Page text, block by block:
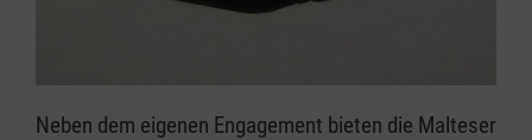
Neben dem eigenen Engagement bieten die Malteser